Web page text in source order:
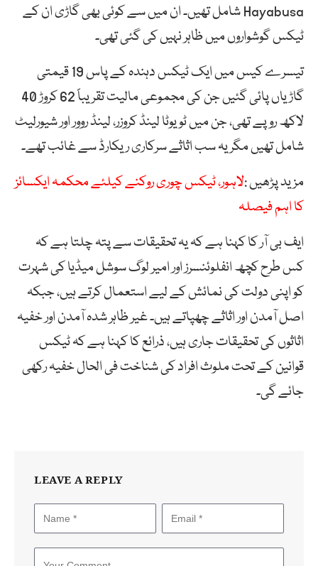
Hayabusa شامل تھیں۔ ان میں سے کوئی بھی گاڑی ان کے
ٹیکس گوشواروں میں ظاہر نہیں کی گئی تھی۔
تیسرے کیس میں ایک ٹیکس دہندہ کے پاس 19 قیمتی
گاڑیاں پائی گئیں جن کی مجموعی مالیت تقریباً 62 کروڑ 40
لاکھ روپے تھی، جن میں ٹویوٹا لینڈ کروزر، لینڈ روور اور شیورلیٹ
شامل تھیں مگر یہ سب اثاثے سرکاری ریکارڈ سے غائب تھے۔
مزید پڑھیں :لاہور، ٹیکس چوری روکنے کیلئے محکمہ ایکسائز
کا اہم فیصلہ
ایف بی آر کا کہنا ہے کہ یہ تحقیقات سے پتہ چلتا ہے کہ
کس طرح کچھ انفلوئنسرز اور امیر لوگ سوشل میڈیا کی شہرت
کو اپنی دولت کی نمائش کے لیے استعمال کرتے ہیں، جبکہ
اصل آمدن اور اثاثے چھپاتے ہیں۔ غیر ظاہر شدہ آمدن اور خفیہ
اثاثوں کی تحقیقات جاری ہیں، ذرائع کا کہنا ہے کہ ٹیکس
قوانین کے تحت ملوث افراد کی شناخت فی الحال خفیہ رکھی
جائے گی۔
LEAVE A REPLY